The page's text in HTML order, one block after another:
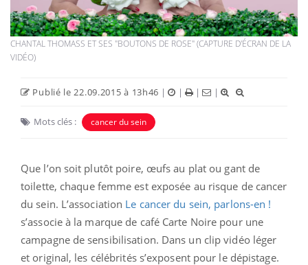
CHANTAL THOMASS ET SES "BOUTONS DE ROSE" (CAPTURE D'ÉCRAN DE LA
VIDÉO)
Publié le 22.09.2015 à 13h46 | | | |
Mots clés : cancer du sein
Que l’on soit plutôt poire, œufs au plat ou gant de
toilette, chaque femme est exposée au risque de cancer
du sein. L’association Le cancer du sein, parlons-en !
s’associe à la marque de café Carte Noire pour une
campagne de sensibilisation. Dans un clip vidéo léger
et original, les célébrités s’exposent pour le dépistage.